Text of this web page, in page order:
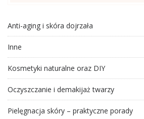
Anti-aging i skóra dojrzała
Inne
Kosmetyki naturalne oraz DIY
Oczyszczanie i demakijaż twarzy
Pielęgnacja skóry – praktyczne porady